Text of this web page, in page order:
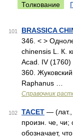
Толкование
101 BRASSICA
346. < >
chinensis L. К.
Acad. IV
360.
Raphanus …
Справочник
102 TACET — (лат.,
произн. че,
обозначает,